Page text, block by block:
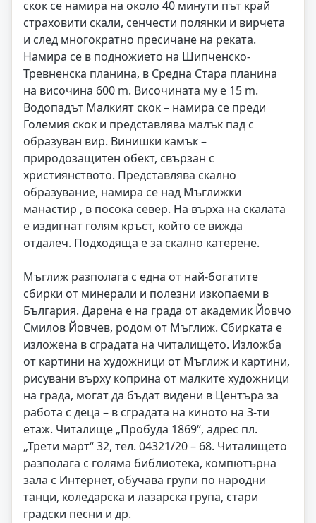
скок се намира на около 40 минути път край
страховити скали, сенчести полянки и вирчета
и след многократно пресичане на реката.
Намира се в подножието на Шипченско-
Тревненска планина, в Средна Стара планина
на височина 600 m. Височината му е 15 m.
Водопадът Малкият скок – намира се преди
Големия скок и представлява малък пад с
образуван вир. Винишки камък –
природозащитен обект, свързан с
християнството. Представлява скално
образувание, намира се над Мъглижки
манастир , в посока север. На върха на скалата
е издигнат голям кръст, който се вижда
отдалеч. Подходяща е за скално катерене.
Мъглиж разполага с една от най-богатите
сбирки от минерали и полезни изкопаеми в
България. Дарена е на града от академик Йовчо
Смилов Йовчев, родом от Мъглиж. Сбирката е
изложена в сградата на читалището. Изложба
от картини на художници от Мъглиж и картини,
рисувани върху коприна от малките художници
на града, могат да бъдат видени в Центъра за
работа с деца – в сградата на киното на 3-ти
етаж. Читалище „Пробуда 1869“, адрес пл.
„Трети март“ 32, тел. 04321/20 – 68. Читалището
разполага с голяма библиотека, компютърна
зала с Интернет, обучава групи по народни
танци, коледарска и лазарска група, стари
градски песни и др.